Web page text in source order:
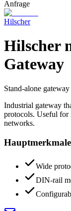
Anfrage
Hilscher
Hilscher
Gateway
Stand-alone
Industrial gateway
protocols. Useful for
networks.
Hauptmerkmale
Wide
DIN-rail